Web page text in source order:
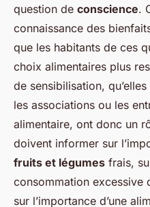
question de conscience.
connaissance des
que les habitants de ces
choix alimentaires plus
de sensibilisation,
les associations ou les
alimentaire, ont donc un
doivent informer sur
fruits et légumes frais,
consommation excessive
sur l’importance d’une